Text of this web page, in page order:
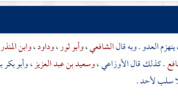
ينهزم العدو . وبه قالالشافعي،وأبو ثور،وداود،وابن المنذر
. كذلك قالالأوزاعي،وسعيد بن عبد العزيز،وأبو بكر
سلب لأحد .